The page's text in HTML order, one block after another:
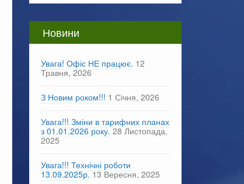
Новини
Увага! Офіс НЕ працює. 12
Травня, 2026
З Новим роком!!! 1 Січня, 2026
Увага!!! Зміни в тарифних планах
з 01.01.2026 року. 28 Листопада,
2025
Увага!!! Технічні роботи
13.09.2025р. 13 Вересня, 2025